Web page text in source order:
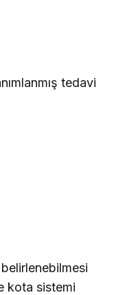
tedavi
kota sistemi